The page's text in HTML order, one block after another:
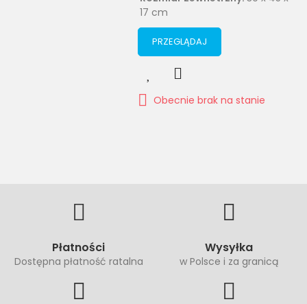
17 cm
PRZEGLĄDAJ
Obecnie brak na stanie
Płatności
Dostępna płatność ratalna
Wysyłka
w Polsce i za granicą